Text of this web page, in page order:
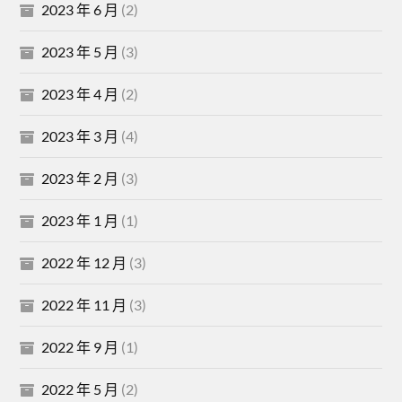
2023 年 6 月 (2)
2023 年 5 月 (3)
2023 年 4 月 (2)
2023 年 3 月 (4)
2023 年 2 月 (3)
2023 年 1 月 (1)
2022 年 12 月 (3)
2022 年 11 月 (3)
2022 年 9 月 (1)
2022 年 5 月 (2)